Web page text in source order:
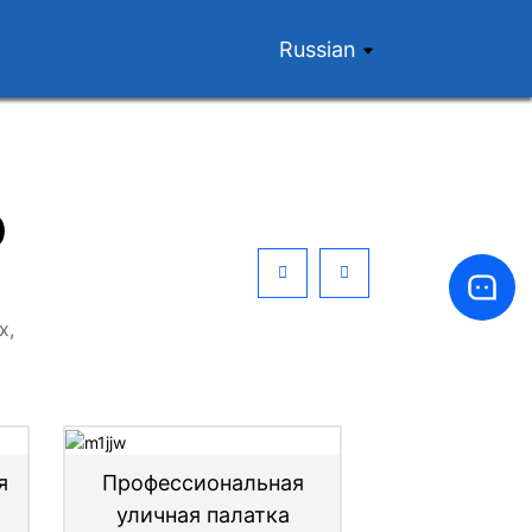
Russian
Профессиональная
уличная палатка